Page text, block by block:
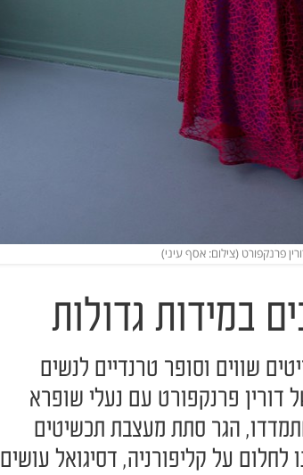
פרנקפורט (צילום: אסף עיני)
במידות גדולות
שווים וסופר טרנדיים לנשים
דורין פרנקפורט עם נעלי שופרא
הגר סתת מעצבת תכשיטים
לחלום על קליפורניה, דסיגואל עושים